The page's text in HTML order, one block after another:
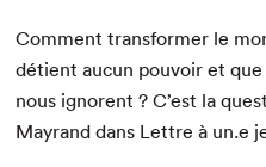
Com­ment trans­former le
détient aucun pou­voir et
nous ignorent ? C’est la
Mayrand dans Let­tre à un.e